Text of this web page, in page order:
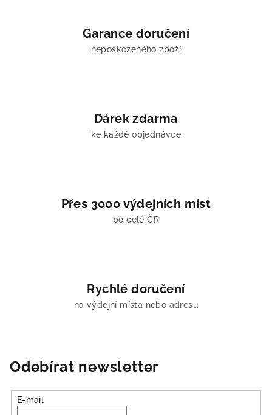
k
y
s
u
Garance doručení
nepoškozeného zboží
Dárek zdarma
ke každé objednávce
Přes 3000 výdejních míst
po celé ČR
Rychlé doručení
na výdejní místa nebo adresu
Odebírat newsletter
E-mail